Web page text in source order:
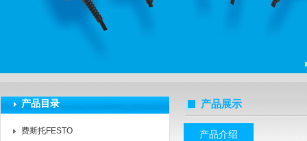
产品目录
费斯托FESTO
产品展示
产品介绍